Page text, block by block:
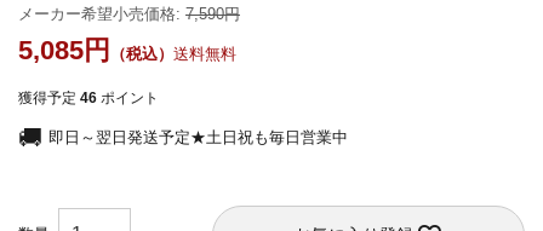
メーカー希望小売価格: 7,590
5,085 送料無料
獲得予定 46 ポイント
即日～翌日発送予定★土日祝も毎日営業中